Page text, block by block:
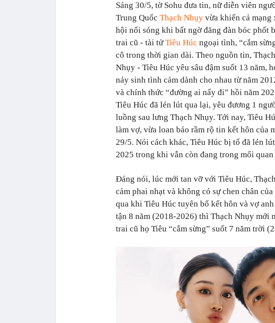
Sáng 30/5, tờ Sohu đưa tin, nữ diễn viên
Trung Quốc Thạch Nhụy vừa khiến cả mạng
hội nổi sóng khi bất ngờ đăng đàn bóc phốt
trai cũ - tài tửTiêu Húc ngoại tình, “cắm
cô trong thời gian dài. Theo nguồn tin, Thạch
Nhụy - Tiêu Húc yêu sâu đậm suốt 13 năm,
nảy sinh tình cảm dành cho nhau từ năm
và chính thức “đường ai nấy đi” hồi năm
Tiêu Húc đã lén lút qua lại, yêu đương 1
luồng sau lưng Thạch Nhụy. Tới nay, Tiêu
làm vợ, vừa loan báo rầm rộ tin kết hôn của
29/5. Nói cách khác, Tiêu Húc bị tố đã lén
2025 trong khi vẫn còn đang trong mối
Đáng nói, lúc mới tan vỡ với Tiêu Húc,
cảm phai nhạt và không có sự chen chân
qua khi Tiêu Húc tuyên bố kết hôn và vợ
tận 8 năm (2018-2026) thì Thạch Nhụy mới
trai cũ họ Tiêu “cắm sừng” suốt 7 năm trời